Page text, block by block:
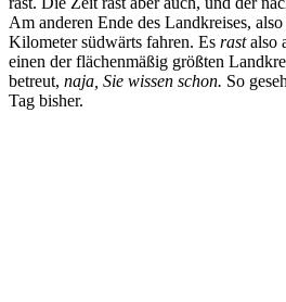
Am anderen Ende des Landkreises,
Kilometer südwärts fahren. Es rastalso
einen der flächenmäßig größten
betreut, naja, Sie wissen schon. So
Tag bisher.